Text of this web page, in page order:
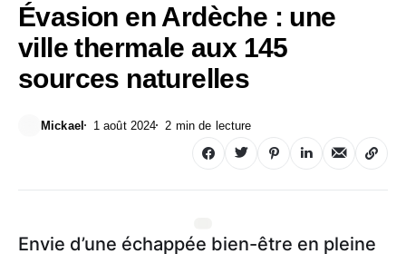
Évasion en Ardèche : une
ville thermale aux 145
sources naturelles
Mickael 1 août 2024 2 min de lecture
Envie d’une échappée bien-être en pleine